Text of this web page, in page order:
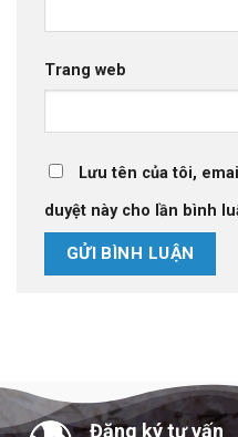
Trang web
Lưu tên của tôi,
duyệt này cho lần bình
Đăng ký tư vấn